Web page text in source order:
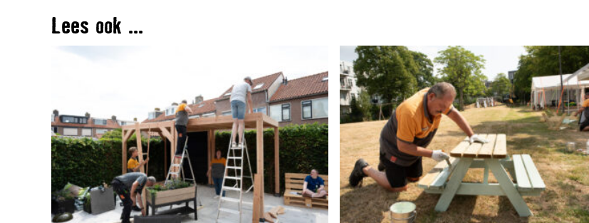
Lees ook ...